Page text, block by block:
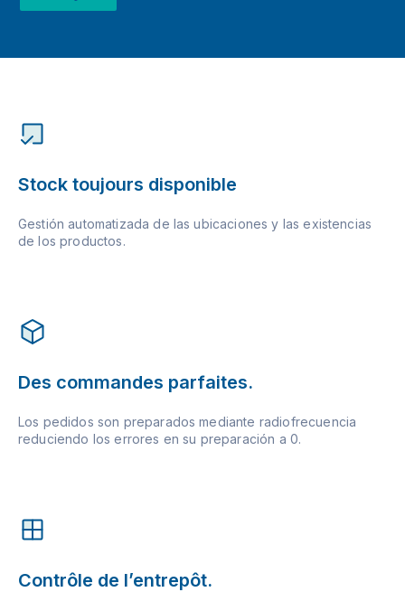
Stock toujours disponible
Gestión automatizada de las ubicaciones y las existencias
de los productos.
Des commandes parfaites.
Los pedidos son preparados mediante radiofrecuencia
reduciendo los errores en su preparación a 0.
Contrôle de l’entrepôt.